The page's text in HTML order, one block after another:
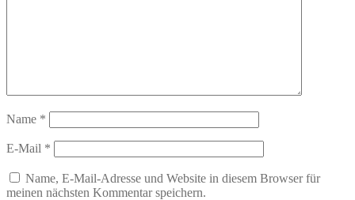
Name *
E-Mail *
Name, E-Mail-Adresse und Website in diesem Browser für
meinen nächsten Kommentar speichern.